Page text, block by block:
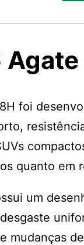
foi
quanto em
um
mudanças